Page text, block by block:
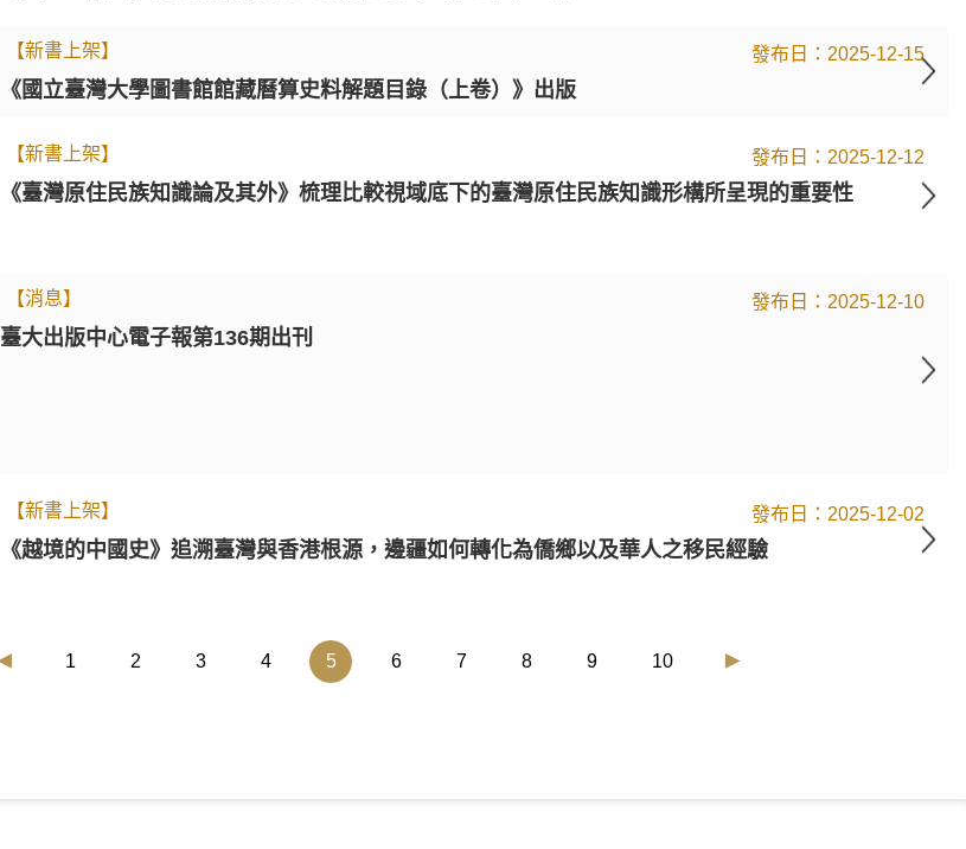
【新書上架】 2025-12-15
《國立臺灣大學圖書館館藏曆算史料解題目錄（上卷）》出版
【新書上架】 2025-12-12
《臺灣原住民族知識論及其外》梳理比較視域底下的臺灣原住民族知識形構所呈現的重要性
【消息】 2025-12-10
臺大出版中心電子報第136期出刊
【新書上架】 2025-12-02
《越境的中國史》追溯臺灣與香港根源，邊疆如何轉化為僑鄉以及華人之移民經驗
1 2 3 4 5(current)
6 7 8 9 10